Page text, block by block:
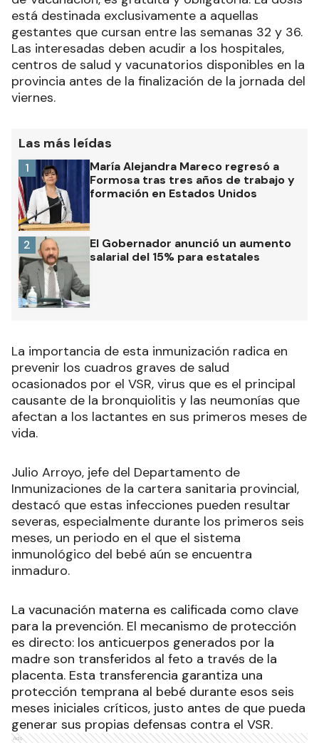
está destinada exclusivamente a aquellas
gestantes que cursan entre las semanas 32 y 36.
Las interesadas deben acudir a los hospitales,
centros de salud y vacunatorios disponibles en la
provincia antes de la finalización de la jornada del
viernes.
Las más leídas
María Alejandra Mareco regresó a
Formosa tras tres años de trabajo y
formación en Estados Unidos
1
El Gobernador anunció un aumento
salarial del 15% para estatales
2
La importancia de esta inmunización radica en
prevenir los cuadros graves de salud
ocasionados por el VSR, virus que es el principal
causante de la bronquiolitis y las neumonías que
afectan a los lactantes en sus primeros meses de
vida.
Julio Arroyo, jefe del Departamento de
Inmunizaciones de la cartera sanitaria provincial,
destacó que estas infecciones pueden resultar
severas, especialmente durante los primeros seis
meses, un periodo en el que el sistema
inmunológico del bebé aún se encuentra
inmaduro.
La vacunación materna es calificada como clave
para la prevención. El mecanismo de protección
es directo: los anticuerpos generados por la
madre son transferidos al feto a través de la
placenta. Esta transferencia garantiza una
protección temprana al bebé durante esos seis
meses iniciales críticos, justo antes de que pueda
generar sus propias defensas contra el VSR.
Ads